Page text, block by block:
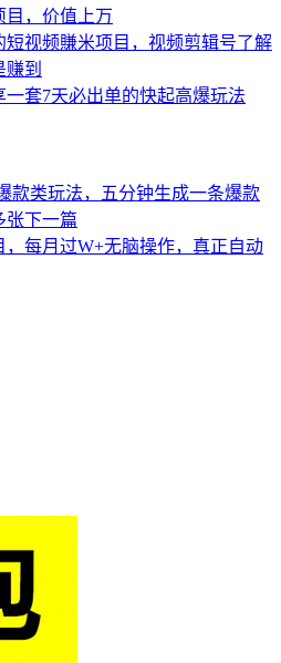
目，价值上万
短视频賺米项目，视频剪辑号了解
到
套7天必出单的快起高爆玩法
款类玩法，五分钟生成一条爆款
张下一篇
每月过W+无脑操作，真正自动